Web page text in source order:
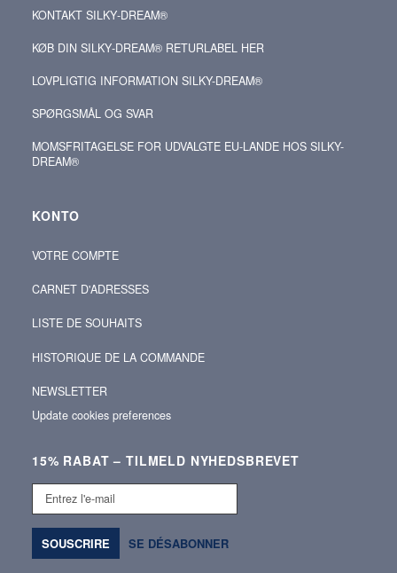
KONTAKT SILKY‑DREAM®
KØB DIN SILKY‑DREAM® RETURLABEL HER
LOVPLIGTIG INFORMATION SILKY-DREAM®
SPØRGSMÅL OG SVAR
MOMSFRITAGELSE FOR UDVALGTE EU-LANDE HOS SILKY-
DREAM®
KONTO
VOTRE COMPTE
CARNET D'ADRESSES
LISTE DE SOUHAITS
HISTORIQUE DE LA COMMANDE
NEWSLETTER
Update cookies preferences
15% RABAT – TILMELD NYHEDSBREVET
Entrez
mail
SOUSCRIRE SE DÉSABONNER